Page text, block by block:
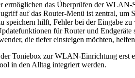
ermöglichen das Überprüfen der
auf das Router-Menü ist zentral, um
speichern hilft, Fehler bei der Eingabe zu
für Router und Endgeräte
die tiefer einsteigen möchten,
Toniebox zur WLAN-Einrichtung
in den Alltag integriert werden.